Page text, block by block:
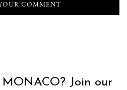
Join our